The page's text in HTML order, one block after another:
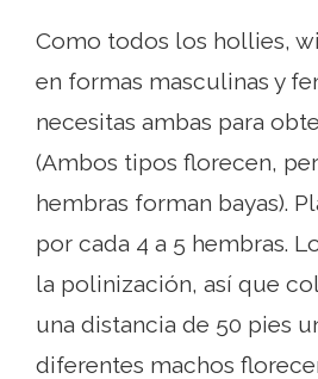
Como todos los hollies,
en formas masculinas y
necesitas ambas para
(Ambos tipos florecen,
hembras forman bayas).
por cada 4 a 5 hembras.
la polinización, así que
una distancia de 50 pies
diferentes machos